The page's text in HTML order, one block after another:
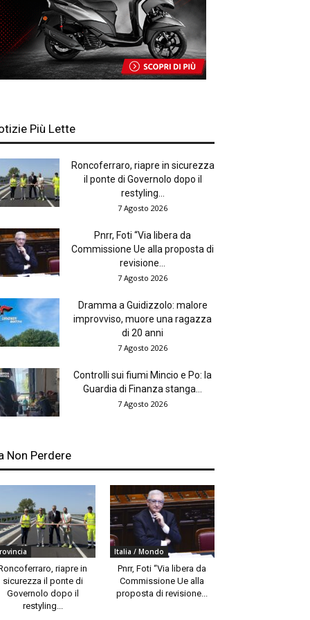
Più Lette
Roncoferraro, riapre in sicurezza
il ponte di Governolo dopo il
restyling...
7 Agosto 2026
Pnrr, Foti “Via libera da
Commissione Ue alla proposta di
revisione...
7 Agosto 2026
Dramma a Guidizzolo: malore
improvviso, muore una ragazza
di 20 anni
7 Agosto 2026
Controlli sui fiumi Mincio e Po: la
Guardia di Finanza stanga...
7 Agosto 2026
Non Perdere
riapre in
sicurezza il ponte di
Governolo dopo il
restyling...
Italia / Mondo
Pnrr, Foti “Via libera da
Commissione Ue alla
proposta di revisione...